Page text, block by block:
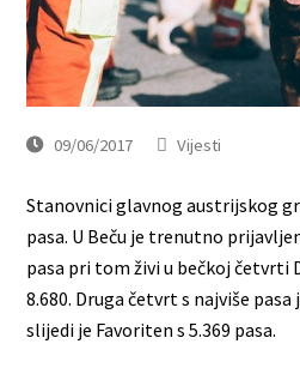
09/06/2017 Vijesti
Stanovnici glavnog austrijskog
pasa. U Beču je trenutno
pasa pri tom živi u bečkoj četvrti
8.680. Druga četvrt s najviše pasa
slijedi je Favoriten s 5.369 pasa.